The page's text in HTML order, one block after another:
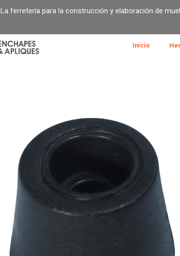
La ferretería para la construcción y elaboración de
Inicio